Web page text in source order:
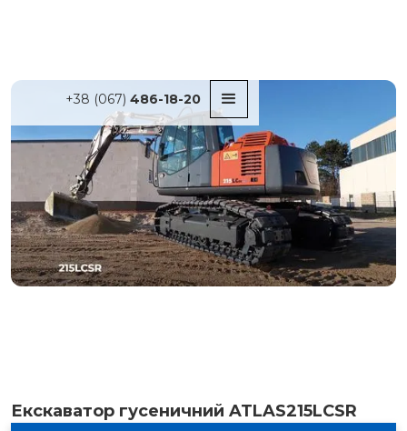
+38 (067) 486-18-20
Екскаватор гусеничний ATLAS215LCSR